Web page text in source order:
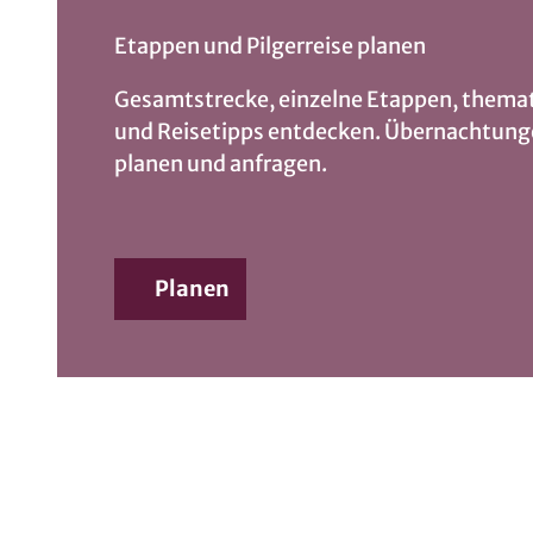
Etappen und Pilgerreise planen
Gesamtstrecke, einzelne Etappen,
und Reisetipps entdecken.
planen und ­anfragen.
Planen